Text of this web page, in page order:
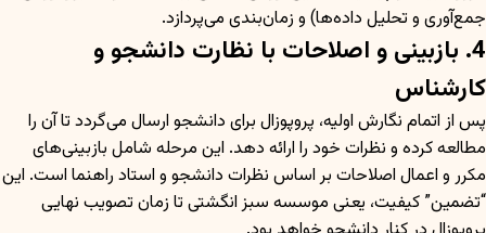
جمع‌آوری و تحلیل داده‌ها) و زمان‌بندی می‌پردازد.
4. بازبینی و اصلاحات با نظارت دانشجو و
کارشناس
پس از اتمام نگارش اولیه، پروپوزال برای دانشجو ارسال می‌گردد تا آن را
مطالعه کرده و نظرات خود را ارائه دهد. این مرحله شامل بازبینی‌های
مکرر و اعمال اصلاحات بر اساس نظرات دانشجو و استاد راهنما است. این
“تضمین” کیفیت، یعنی موسسه سبز انگشتی تا زمان تصویب نهایی